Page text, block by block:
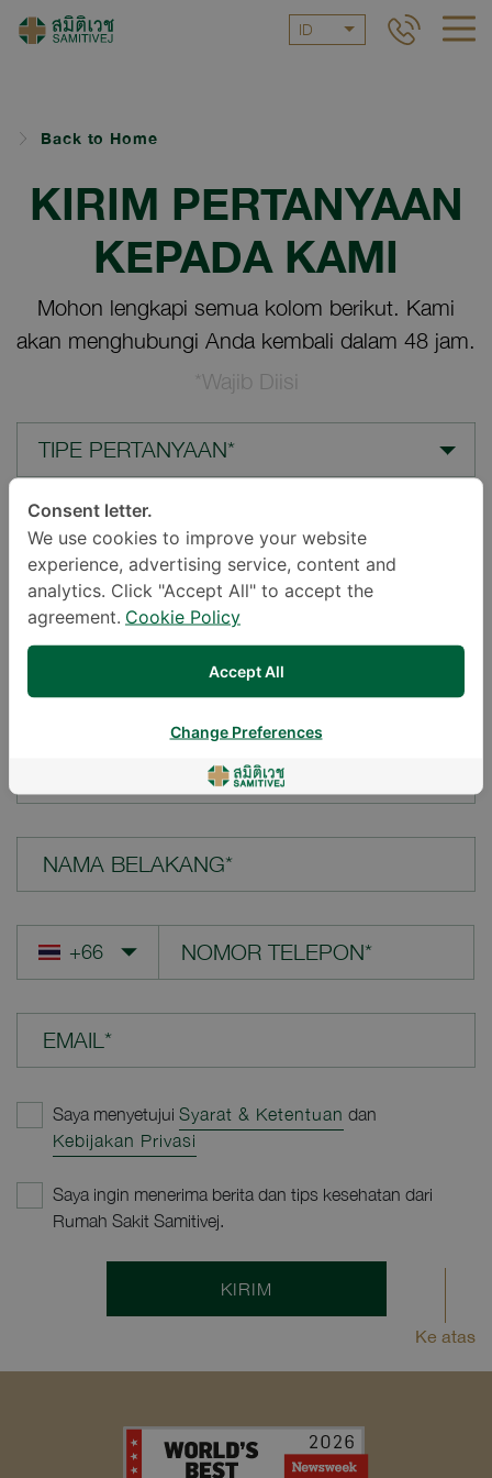
ID
Back to Home
KIRIM PERTANYAAN
KEPADA KAMI
Mohon lengkapi semua kolom berikut. Kami
akan menghubungi Anda kembali dalam 48 jam.
*Wajib Diisi
TIPE PERTANYAAN*
LOKASI*
PERTANYAAN ANDA*
NAMA BELAKANG*
EMAIL*
Saya menyetujui Syarat & Ketentuan dan
Kebijakan Privasi
Saya ingin menerima berita dan tips kesehatan dari
Rumah Sakit Samitivej.
KIRIM
Ke atas
Consent letter.
We use cookies to improve your website
experience, advertising service, content and
analytics. Click "Accept All" to accept the
agreement. Cookie Policy
Accept All
Change Preferences